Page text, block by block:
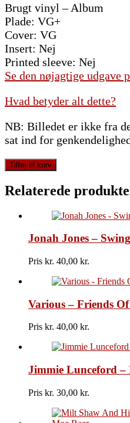
Brugt vinyl – Album
Plade: VG+
Cover: VG
Insert: Nej
Printed sleeve: Nej
Se den nøjagtige udgave
Hvad betyder alt dette?
NB: Billedet er ikke fra
sat ind for
Tom
Jones
-
The
Tom
Tilføj til kurv
Relaterede
Jonah Jones –
Pris kr. 40,00
Various – Friends
Pris kr. 40,00
Jimmie Lunceford –
Pris kr. 30,00